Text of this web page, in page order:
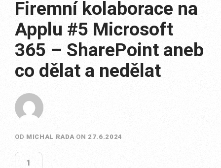
Firemní kolaborace na
Applu #5 Microsoft
365 – SharePoint aneb
co dělat a nedělat
OD MICHAL RADA ON 27.6.2024
1